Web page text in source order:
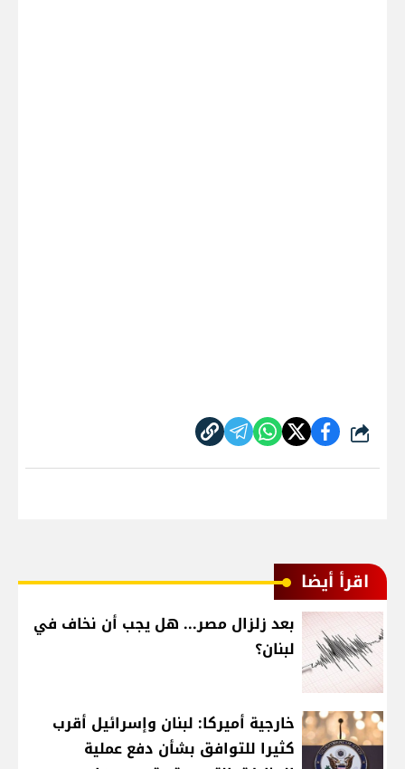
شارك
اقرأ أيضا
بعد زلزال مصر... هل يجب أن نخاف في
لبنان؟
خارجية أميركا: لبنان وإسرائيل أقرب
كثيرا للتوافق بشأن دفع عملية